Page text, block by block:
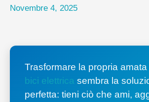
Novembre 4, 2025
Trasformare la propria
bici elettrica sembra la
perfetta: tieni ciò che ami,